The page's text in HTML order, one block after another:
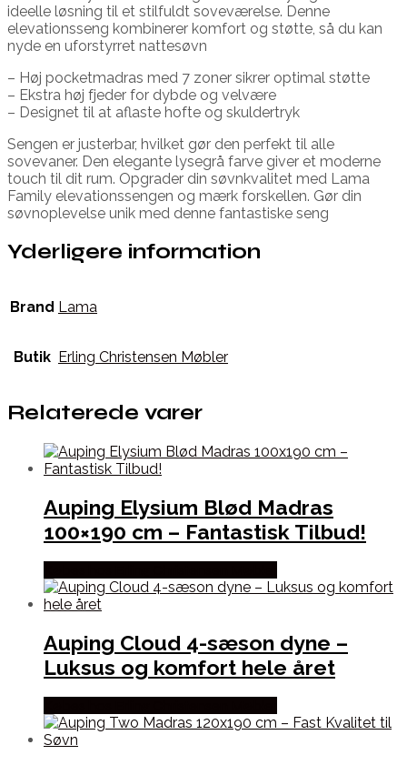
ideelle løsning til et stilfuldt soveværelse. Denne
elevationsseng kombinerer komfort og støtte, så du kan
nyde en uforstyrret nattesøvn
– Høj pocketmadras med 7 zoner sikrer optimal støtte
– Ekstra høj fjeder for dybde og velvære
– Designet til at aflaste hofte og skuldertryk
Sengen er justerbar, hvilket gør den perfekt til alle
sovevaner. Den elegante lysegrå farve giver et moderne
touch til dit rum. Opgrader din søvnkvalitet med Lama
Family elevationssengen og mærk forskellen. Gør din
søvnoplevelse unik med denne fantastiske seng
Yderligere information
Brand Lama
Butik Erling Christensen Møbler
Relaterede varer
Auping Elysium Blød Madras
100×190 cm – Fantastisk Tilbud!
Auping Cloud 4-sæson dyne –
Luksus og komfort hele året